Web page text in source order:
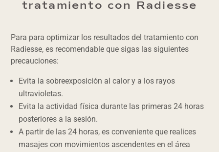
tratamiento con Radiesse
Para para optimizar los resultados del tratamiento con
Radiesse, es recomendable que sigas las siguientes
precauciones:
Evita la sobreexposición al calor y a los rayos
ultravioletas.
Evita la actividad física durante las primeras 24 horas
posteriores a la sesión.
A partir de las 24 horas, es conveniente que realices
masajes con movimientos ascendentes en el área